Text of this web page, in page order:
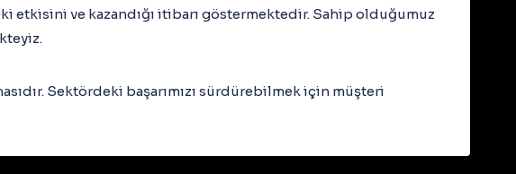
etkisini ve kazandığı itibarı göstermektedir. Sahip olduğumuz
Sektördeki başarımızı sürdürebilmek için müşteri